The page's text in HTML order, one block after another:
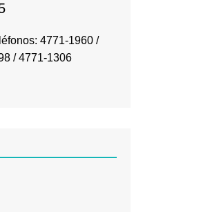
4771-1960 /
/ 4771-1306